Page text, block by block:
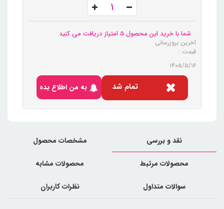
شما با خرید این محصول 5 امتیاز دریافت می کنید
آخرین بروزرسانی
قیمت :
۱۴۰۵/۵/۱۶
تمام شد به من اطلاع بده
نقد و بررسی مشخصات محصول
محصولات مرتبط محصولات مشابه
سوالات متداول نظرات کاربران